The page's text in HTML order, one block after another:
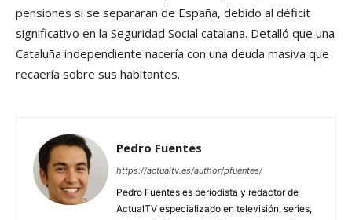
pensiones si se separaran de España, debido al déficit
significativo en la Seguridad Social catalana. Detalló que una
Cataluña independiente nacería con una deuda masiva que
recaería sobre sus habitantes.
Pedro Fuentes
https://actualtv.es/author/pfuentes/
Pedro Fuentes es periodista y redactor de
ActualTV especializado en televisión, series,